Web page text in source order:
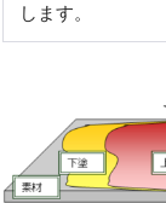
します。